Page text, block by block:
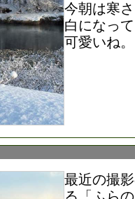
今朝は寒
白になっ
可愛いね。
最近の撮